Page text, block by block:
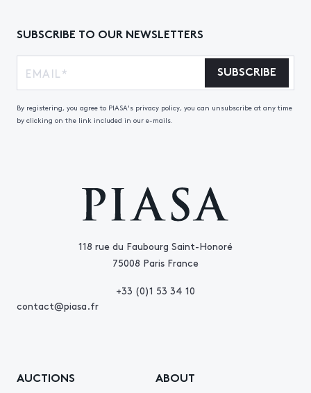
118 rue du Faubourg Saint-Honoré
75008 Paris France
+33 (0)1 53 34 10
contact@piasa.fr
AUCTIONS ABOUT
SUBSCRIBE TO OUR NEWSLETTERS
SUBSCRIBE
By registering, you agree to PIASA's privacy policy, you can unsubscribe at any time
by clicking on the link included in our e-mails.